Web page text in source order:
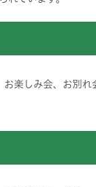
お楽しみ会、お別れ